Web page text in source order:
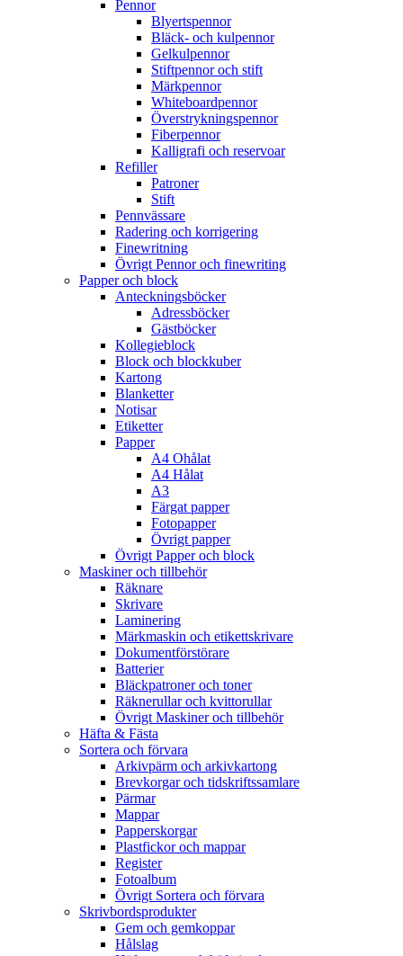
Pennor
Blyertspennor
Bläck- och kulpennor
Gelkulpennor
Stiftpennor och stift
Märkpennor
Whiteboardpennor
Överstrykningspennor
Fiberpennor
Kalligrafi och reservoar
Refiller
Patroner
Stift
Pennvässare
Radering och korrigering
Finewritning
Övrigt Pennor och finewriting
Papper och block
Anteckningsböcker
Adressböcker
Gästböcker
Kollegieblock
Block och blockkuber
Kartong
Blanketter
Notisar
Etiketter
Papper
A4 Ohålat
A4 Hålat
A3
Färgat papper
Fotopapper
Övrigt papper
Övrigt Papper och block
Maskiner och tillbehör
Räknare
Skrivare
Laminering
Märkmaskin och etikettskrivare
Dokumentförstörare
Batterier
Bläckpatroner och toner
Räknerullar och kvittorullar
Övrigt Maskiner och tillbehör
Häfta & Fästa
Sortera och förvara
Arkivpärm och arkivkartong
Brevkorgar och tidskriftssamlare
Pärmar
Mappar
Papperskorgar
Plastfickor och mappar
Register
Fotoalbum
Övrigt Sortera och förvara
Skrivbordsprodukter
Gem och gemkoppar
Hålslag